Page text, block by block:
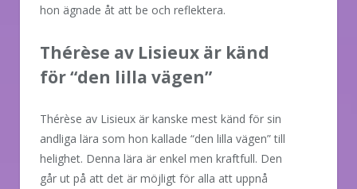
hon ägnade åt att be och reflektera.
Thérèse av Lisieux är känd
för “den lilla vägen”
Thérèse av Lisieux är kanske mest känd för sin
andliga lära som hon kallade “den lilla vägen” till
helighet. Denna lära är enkel men kraftfull. Den
går ut på att det är möjligt för alla att uppnå